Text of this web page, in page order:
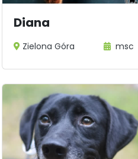
Diana
Zielona Góra msc